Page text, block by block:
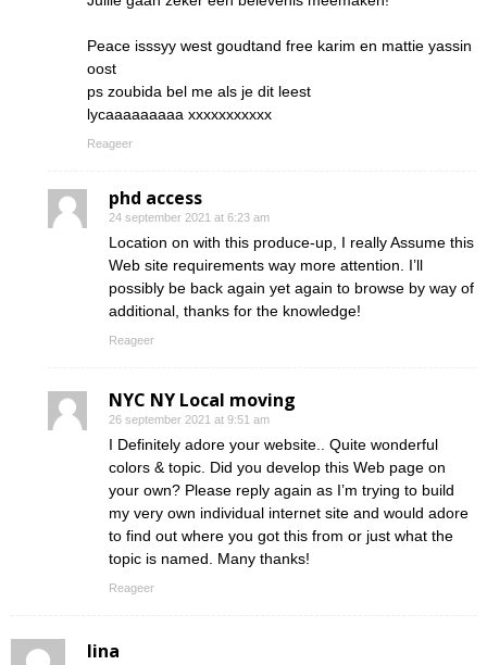
Peace isssyy west goudtand free karim en mattie yassin
oost
ps zoubida bel me als je dit leest
lycaaaaaaaaa xxxxxxxxxxx
Reageer
phd access
24 september 2021 at 6:23 am
Location on with this produce-up, I really Assume this
Web site requirements way more attention. I’ll
possibly be back again yet again to browse by way of
additional, thanks for the knowledge!
Reageer
NYC NY Local moving
26 september 2021 at 9:51 am
I Definitely adore your website.. Quite wonderful
colors & topic. Did you develop this Web page on
your own? Please reply again as I’m trying to build
my very own individual internet site and would adore
to find out where you got this from or just what the
topic is named. Many thanks!
Reageer
lina